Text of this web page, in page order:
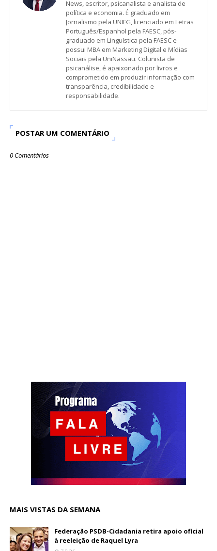
News, escritor, psicanalista e analista de
política e economia. É graduado em
Jornalismo pela UNIFG, licenciado em Letras
Português/Espanhol pela FAESC, pós-
graduado em Linguística pela FAESC e
possui MBA em Marketing Digital e Mídias
Sociais pela UniNassau. Colunista de
psicanálise, é apaixonado por livros e
comprometido em produzir informação com
transparência, credibilidade e
responsabilidade.
POSTAR UM COMENTÁRIO
0 Comentários
MAIS VISTAS DA SEMANA
Federação PSDB-Cidadania retira apoio oficial
à reeleição de Raquel Lyra